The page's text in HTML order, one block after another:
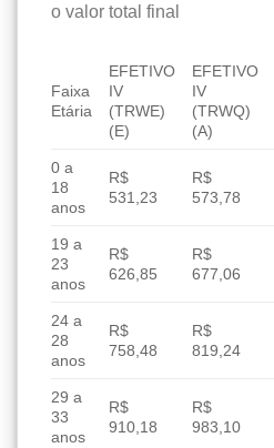
o valor total final
Faixa
Etária
EFETIVO
IV
(TRWE)
(E)
EFETIVO
IV
(TRWQ)
(A)
0 a
18
anos
R$
531,23
R$
573,78
19 a
23
anos
R$
626,85
R$
677,06
24 a
28
anos
R$
758,48
R$
819,24
29 a
33
anos
R$
910,18
R$
983,10